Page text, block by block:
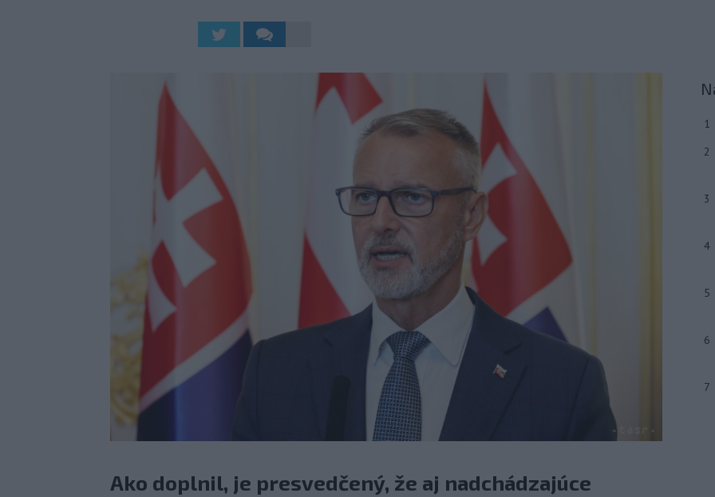
Ako doplnil, je presvedčený, že aj nadchádzajúce
1
2
3
4
5
6
7